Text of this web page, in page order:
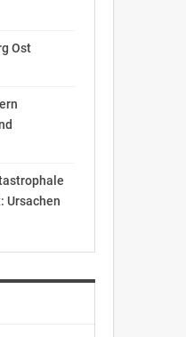
Ost
Ursachen